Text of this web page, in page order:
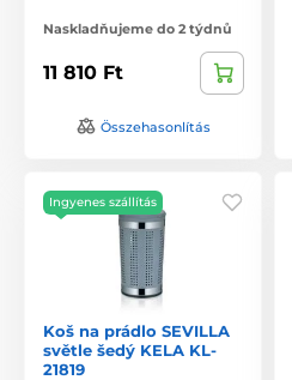
Naskladňujeme do 2 týdnů
11 810 Ft
Összehasonlítás
Ingyenes szállítás
Koš na prádlo SEVILLA
světle šedý KELA KL-
21819